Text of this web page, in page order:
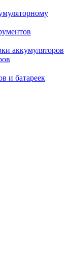
аккумуляторов
и батареек